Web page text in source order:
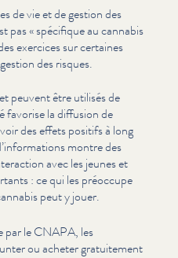
de vie et de gestion des
pas « spécifique au cannabis
exercices sur certaines
des risques.
peuvent être utilisés de
favorise la diffusion de
des effets positifs à long
montre des
avec les jeunes et
: ce qui les préoccupe
peut y jouer.
par le CNAPA, les
ou acheter gra­tu­ite­ment